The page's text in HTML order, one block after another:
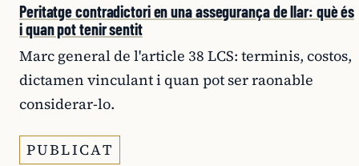
Peritatge contradictori en una assegurança de llar: què és
i quan pot tenir sentit
Marc general de l'article 38 LCS: terminis, costos,
dictamen vinculant i quan pot ser raonable
considerar-lo.
PUBLICAT